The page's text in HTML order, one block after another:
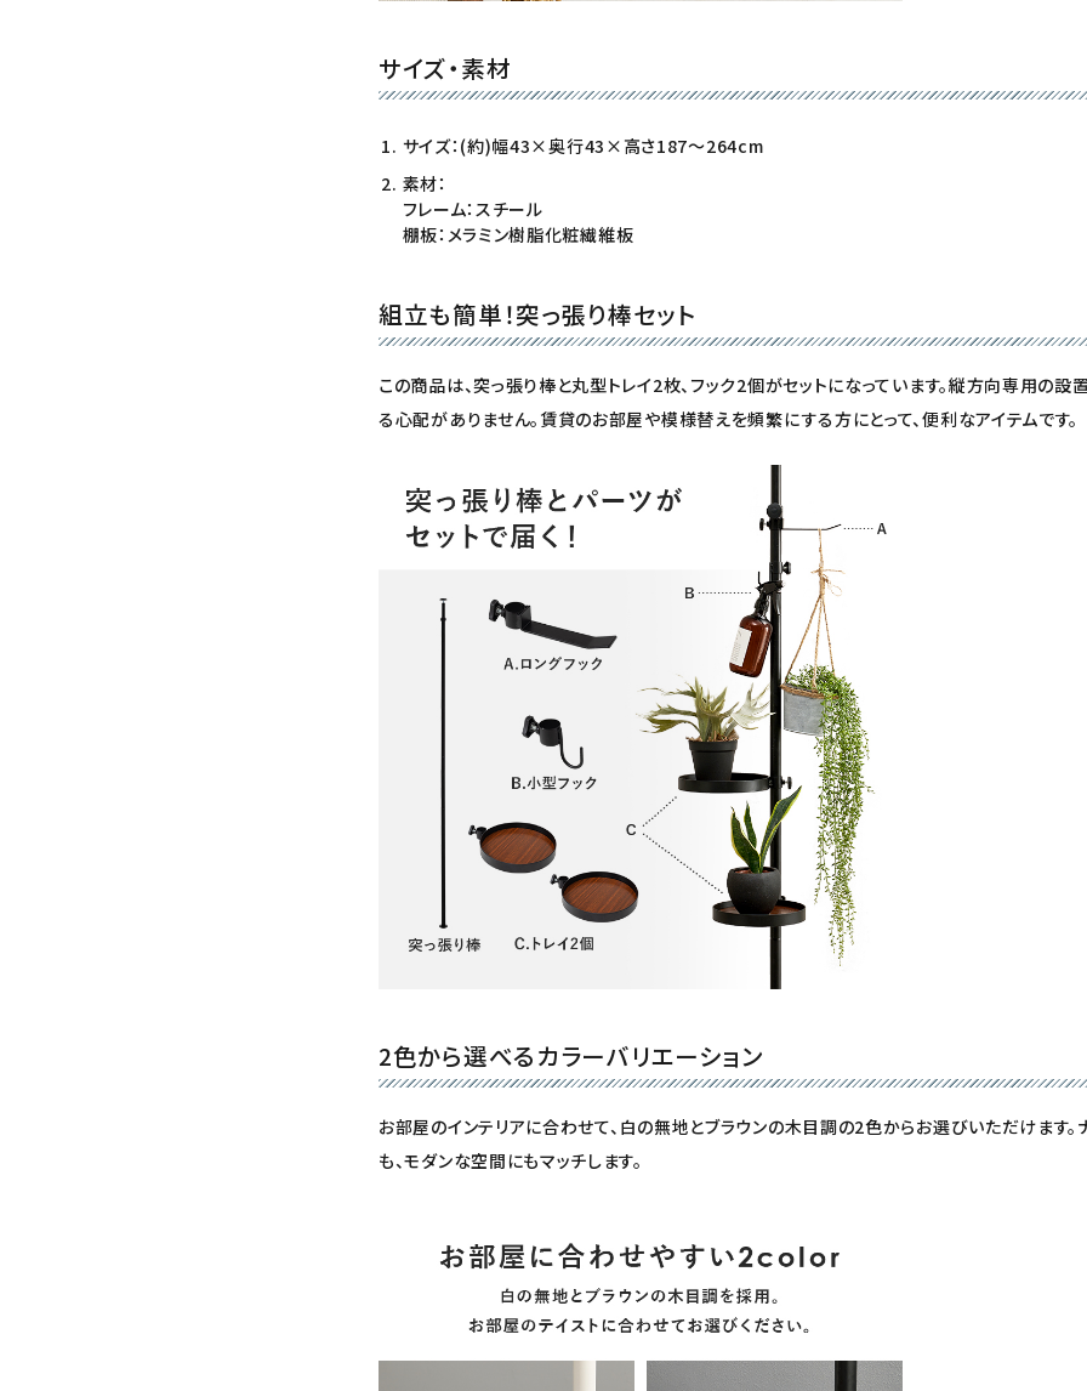
サイズ・素材
サイズ：(約)幅43×奥行43×高さ187〜264cm
素材：
フレーム：スチール
棚板：メラミン樹脂化粧繊維板
組立も簡単！突っ張り棒セット
この商品は、突っ張り棒と丸型トレイ2枚、フック2個がセットになっています。縦方向専用の設
る心配がありません。賃貸のお部屋や模様替えを頻繁にする方にとって、便利なアイテムです。
2色から選べるカラーバリエーション
お部屋のインテリアに合わせて、 白の無地とブラウンの木目調の2色からお選びいただけます。
も、モダンな空間にもマッチします。